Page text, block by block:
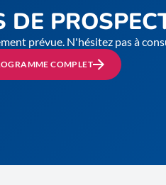
DE
prévue. N'hésitez pas à
COMPLET